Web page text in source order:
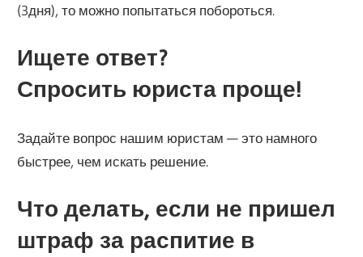
(3дня), то можно попытаться побороться.
Ищете ответ?
Спросить юриста проще!
Задайте вопрос нашим юристам — это намного
быстрее, чем искать решение.
Что делать, если не пришел
штраф за распитие в